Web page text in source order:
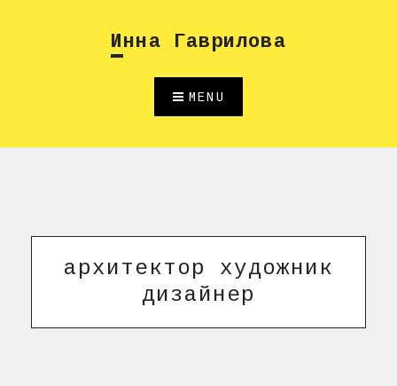
Инна Гаврилова
MENU
архитектор художник
дизайнер